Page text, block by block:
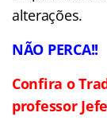
resultado final.
aceitos
telegrama,